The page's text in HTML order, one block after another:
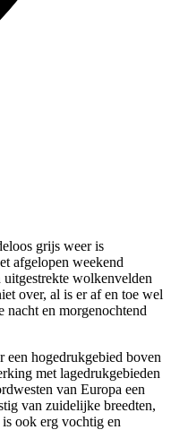
grijs weer is
afgelopen weekend
wolkenvelden
over, al is er af en toe wel
nacht en morgenochtend
een hogedrukgebied boven
met lagedrukgebieden
van Europa een
van zuidelijke breedten,
ook erg vochtig en